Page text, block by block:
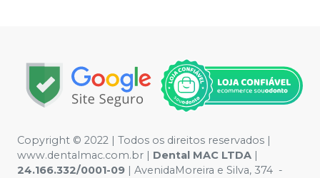
Copyright © 2022 | Todos os direitos reservados |
www.dentalmac.com.br | Dental MAC LTDA |
24.166.332/0001-09 | AvenidaMoreira e Silva, 374 -